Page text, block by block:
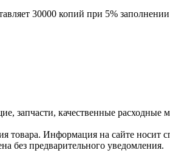
30000 копий при 5%
запчасти, качественные расходные
товара. Информация на сайте носит
без предварительного уведомления.